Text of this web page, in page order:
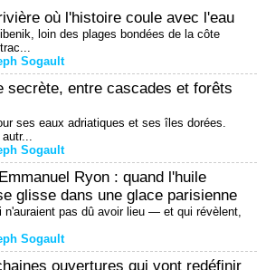
où l'histoire coule avec l'eau
loin des plages bondées de la côte
Sogault
secrète, entre cascades et forêts
ses eaux adriatiques et ses îles dorées.
Sogault
Ryon : quand l'huile
glisse dans une glace parisienne
n'auraient pas dû avoir lieu — et qui révèlent,
Sogault
ouvertures qui vont redéfinir